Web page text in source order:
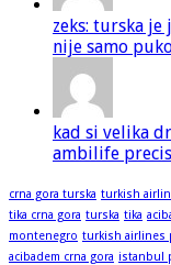
zeks: turska
nije samo
kad si velika
ambilife
crna gora turska turkish
tika crna gora turska tika
montenegro turkish airlines
acibadem crna gora istanbul